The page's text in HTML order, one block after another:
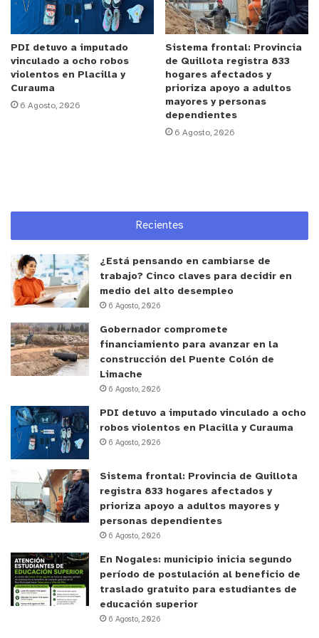
Capital Azul y de estudiantes de ecoturismo de la
Universidad Andrés Bello, la comitiva, conformada
en su mayoría por niños y niñas, pero también por
integrantes de organizaciones locales y
autoridades, continuó rumbo sur hacia otras
estaciones que buscaban rescatar la memoria
histórica del sindicato, así como también la
En la estación del Monumento Natural isla de
Cachagua la vida marina se mostró en todo su
esplendor: pingüinos de Humboldt, chungungos,
cormoranes y otras especies de aves marinas
captaron la atención de quienes asistieron a la
actividad. Sin embargo, los encargados de sacar
gritos de sorpresa y asombro fueron los delfines,
que incluso dieron unos saltos fuera del agua
despertando emociones entre grandes y chicos.
Ya en la playa Grande de Cachagua se realizó una
ceremonia de cierre donde se sumaron otros
actores desde diversas instituciones públicas y
organizaciones de la sociedad civil, todos
llamados a sumarse a trabajar en conjunto por la
conservación del océano.
“Si no cuidamos los pocos recursos que tenemos,
nadie los tendrá. Las especies que habitan en la
isla de los pingüinos no tendrán cómo alimentarse
PDI detuvo a imputado
vinculado a ocho robos
violentos en Placilla y
Curauma
6 Agosto, 2026
Sistema frontal: Provincia
de Quillota registra 833
hogares afectados y
prioriza apoyo a adultos
mayores y personas
dependientes
6 Agosto, 2026
Recientes
¿Está pensando en cambiarse de
trabajo? Cinco claves para decidir en
medio del alto desempleo
6 Agosto, 2026
Gobernador compromete
financiamiento para avanzar en la
construcción del Puente Colón de
Limache
6 Agosto, 2026
PDI detuvo a imputado vinculado a ocho
robos violentos en Placilla y Curauma
6 Agosto, 2026
Sistema frontal: Provincia de Quillota
registra 833 hogares afectados y
prioriza apoyo a adultos mayores y
personas dependientes
6 Agosto, 2026
En Nogales: municipio inicia segundo
período de postulación al beneficio de
traslado gratuito para estudiantes de
educación superior
6 Agosto, 2026